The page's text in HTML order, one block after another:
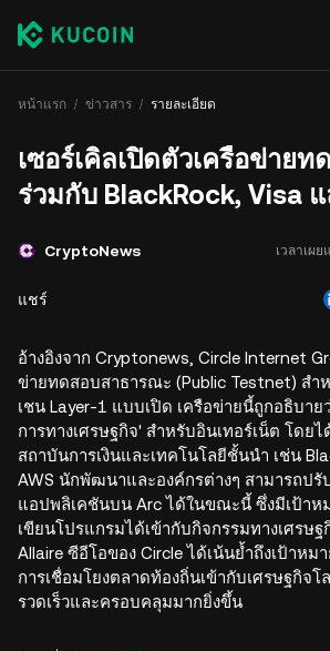
หน้าแรก ข่าวสาร รายละเอียด
เซอร์เคิลเปิดตัวเครือข่ายท
ร่วมกับ BlackRock, Visa แ
CryptoNews เวลาเผย
แชร์
อ้างอิงจาก Cryptonews, Circle Internet
ข่ายทดสอบสาธารณะ (Public Testnet) สำ
เชน Layer-1 แบบเปิด เครือข่ายนี้ถูกอธิบา
การทางเศรษฐกิจ' สำหรับอินเทอร์เน็ต โดย
สถาบันการเงินและเทคโนโลยีชั้นนำ เช่น
AWS นักพัฒนาและองค์กรต่างๆ สามารถป
แอปพลิเคชันบน Arc ได้ในขณะนี้ ซึ่งมีเป้าห
เขียนโปรแกรมได้เข้ากับกิจกรรมทางเศรษฐ
Allaire ซีอีโอของ Circle ได้เน้นย้ำถึงเป้าห
การเชื่อมโยงตลาดท้องถิ่นเข้ากับเศรษฐกิจโ
รวดเร็วและครอบคลุมมากยิ่งขึ้น